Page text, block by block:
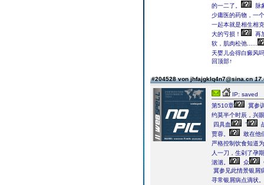
的一二了。
脉
少庸医的药物，一
一起本就是相生相
大的亏损！
再
软，肌肉松弛......
天婴儿会得白癜风
回顶部↑
#204528 von jhfajgklq4n7@sina.cn
IP: saved
第510章
冀参
约莫半个时辰，兴
四具血
”
贾蓉。
敢在他
严格控制饮食知道
人一刀，生剁了孕
汹汹。
众
冀参见此情景银屑
寻常银屑病点滴状。